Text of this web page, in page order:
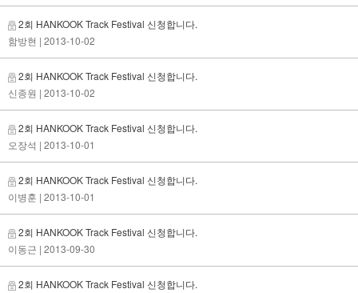
2회 HANKOOK Track Festival 신청합니다.
함방현 | 2013-10-02
2회 HANKOOK Track Festival 신청합니다.
신종원 | 2013-10-02
2회 HANKOOK Track Festival 신청합니다.
오장석 | 2013-10-01
2회 HANKOOK Track Festival 신청합니다.
이병훈 | 2013-10-01
2회 HANKOOK Track Festival 신청합니다.
이동근 | 2013-09-30
2회 HANKOOK Track Festival 신청합니다.